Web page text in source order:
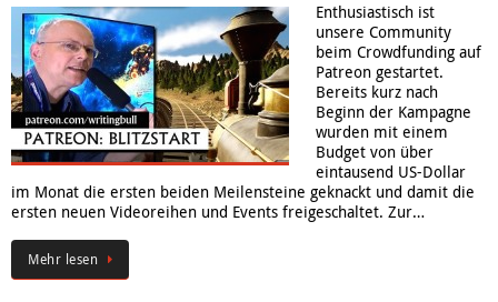
Enthusiastisch ist
unsere Community
beim Crowdfunding auf
Patreon gestartet.
Bereits kurz nach
Beginn der Kampagne
wurden mit einem
Budget von über
eintausend US-Dollar
im Monat die ersten beiden Meilensteine geknackt und damit die
ersten neuen Videoreihen und Events freigeschaltet. Zur…
Mehr lesen